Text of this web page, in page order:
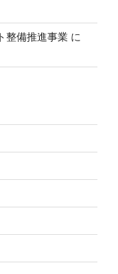
整備推進事業 に